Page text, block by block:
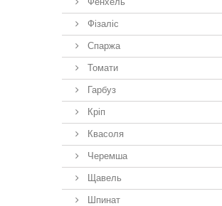
Фізаліс
Спаржа
Томати
Гарбуз
Кріп
Квасоля
Черемша
Щавель
Шпинат